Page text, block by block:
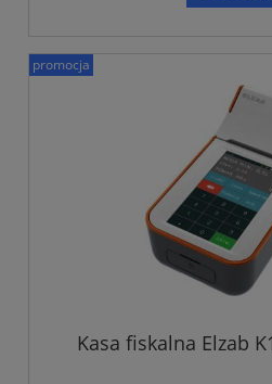
Kasa fiskalna Elzab
promocja